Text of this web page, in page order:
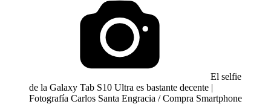
El selfie
de la Galaxy Tab S10 Ultra es bastante decente |
Fotografía Carlos Santa Engracia / Compra Smartphone